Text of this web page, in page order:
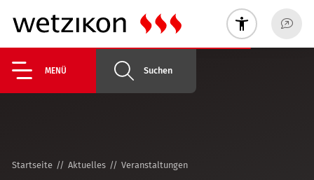
MENÜ Suchen
Startseite Aktuelles Veranstaltungen